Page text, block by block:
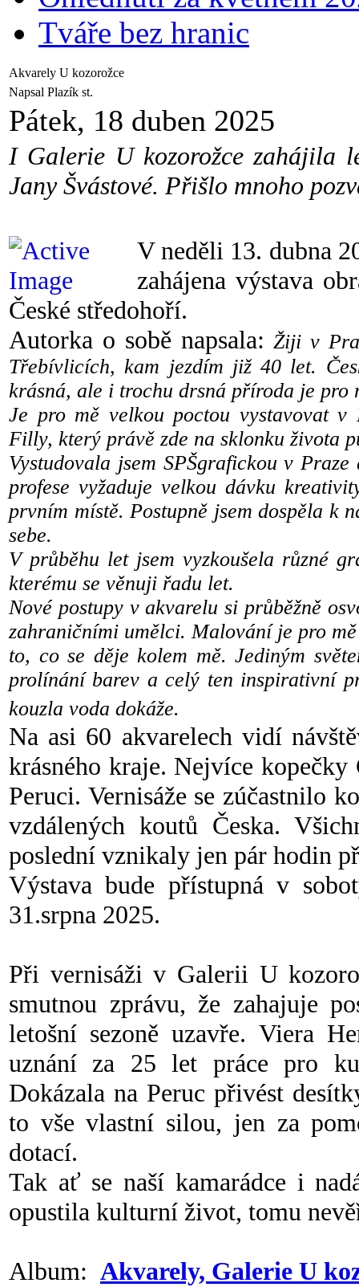
Tváře bez hranic
Akvarely U kozorožce
Napsal Plazík st.
Pátek, 18 duben 2025
I Galerie U kozorožce zahájila
Jany Švástové. Přišlo mnoho
V neděli 13. dubna
zahájena výstava
České středohoří.
Autorka o sobě napsala: Žiji v
Třebívlicích, kam jezdím již 40 let.
krásná, ale i trochu drsná příroda je pro
Je pro mě velkou poctou vystavovat
Filly, který právě zde na sklonku života
Vystudovala jsem SPŠgrafickou v
profese vyžaduje velkou dávku
prvním místě. Postupně jsem dospěla k
sebe.
V průběhu let jsem vyzkoušela různé
kterému se věnuji řadu let.
Nové postupy v akvarelu si průběžně
zahraničními umělci. Malování je pro
to, co se děje kolem mě. Jediným
prolínání barev a celý ten inspirativní
kouzla voda dokáže.
Na asi 60 akvarelech vidí
krásného kraje. Nejvíce
Peruci. Vernisáže se zúčastnilo
vzdálených koutů Česka.
poslední vznikaly jen pár hodin
Výstava bude přístupná v
31.srpna 2025.
Při vernisáži v Galerii U
smutnou zprávu, že zahajuje
letošní sezoně uzavře. Viera
uznání za 25 let práce pro
Dokázala na Peruc přivést
to vše vlastní silou, jen za
dotací.
Tak ať se naší kamarádce i
opustila kulturní život, tomu
Album: Akvarely, Galerie U